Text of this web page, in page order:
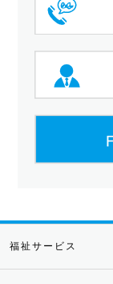
福祉サービス